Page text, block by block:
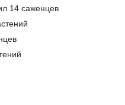
14 саженцев